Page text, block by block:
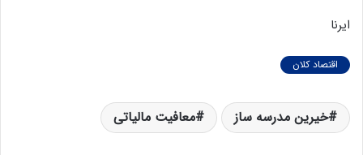
ایرنا
اقتصاد کلان
خیرین مدرسه ساز معافیت مالیاتی